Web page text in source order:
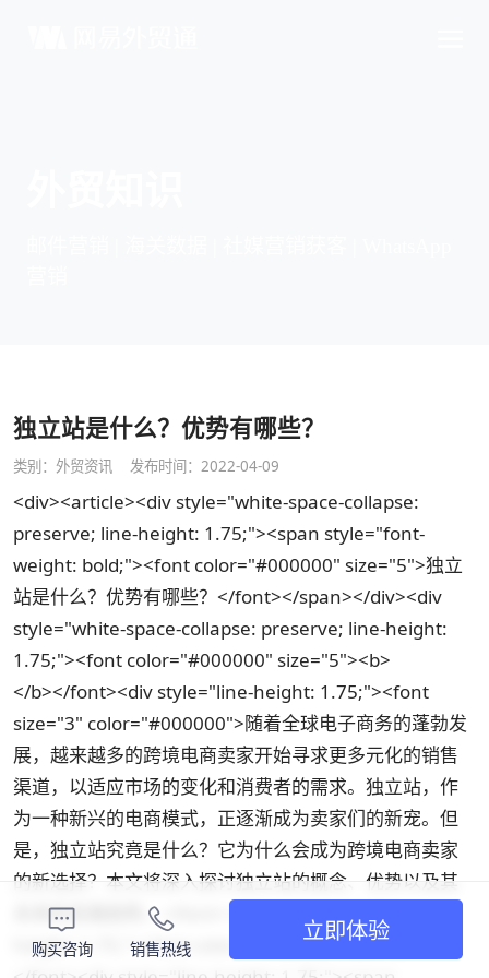
独立站是什么？优势有哪些？
类别： 外贸资讯 发布时间：2022-04-09
<div><article><div style="white-space-collapse:
preserve; line-height: 1.75;"><span style="font-
weight: bold;"><font color="#000000" size="5">独立
站是什么？优势有哪些？</font></span></div><div
style="white-space-collapse: preserve; line-height:
1.75;"><font color="#000000" size="5"><b>
</b></font><div style="line-height: 1.75;"><font
size="3" color="#000000">随着全球电子商务的蓬勃发
展，越来越多的跨境电商卖家开始寻求更多元化的销售
渠道，以适应市场的变化和消费者的需求。独立站，作
为一种新兴的电商模式，正逐渐成为卖家们的新宠。但
是，独立站究竟是什么？它为什么会成为跨境电商卖家
的新选择？本文将深入探讨独立站的概念、优势以及其
未来的发展趋势。</font></div><div style="line-
height: 1.75;"><font color="#000000" size="3">
购买咨询 销售热线
立即体验